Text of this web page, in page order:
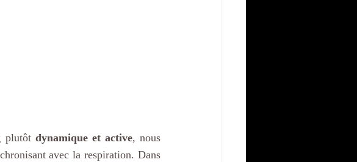
plutôt dynamique et active, nous
avec la respiration. Dans